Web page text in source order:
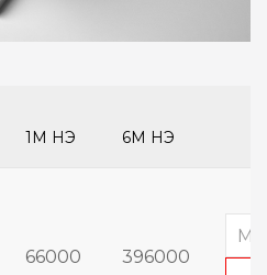
1М ҮНЭ 6М ҮНЭ
66000 396000